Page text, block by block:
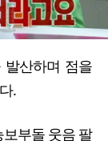
발산하며 점을
.
보부돌 웃음 팔